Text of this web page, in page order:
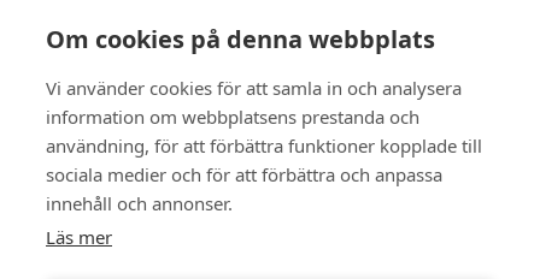
Om cookies på denna webbplats
Vi använder cookies för att samla in och analysera
information om webbplatsens prestanda och
användning, för att förbättra funktioner kopplade till
sociala medier och för att förbättra och anpassa
innehåll och annonser.
Läs mer
Följ oss på sociala medier
Se mer skor: skopunkten.se